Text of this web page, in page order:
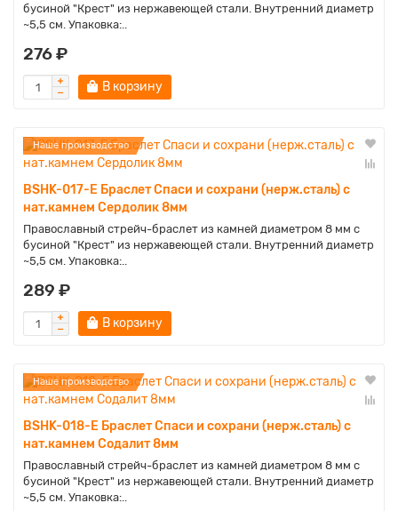
бусиной "Крест" из нержавеющей стали. Внутренний диаметр
~5,5 см. Упаковка:..
276 ₽
В корзину
Наше производство
BSHK-017-E Браслет Спаси и сохрани (нерж.сталь) с
нат.камнем Сердолик 8мм
Православный стрейч-браслет из камней диаметром 8 мм с
бусиной "Крест" из нержавеющей стали. Внутренний диаметр
~5,5 см. Упаковка:..
289 ₽
В корзину
Наше производство
BSHK-018-E Браслет Спаси и сохрани (нерж.сталь) с
нат.камнем Содалит 8мм
Православный стрейч-браслет из камней диаметром 8 мм с
бусиной "Крест" из нержавеющей стали. Внутренний диаметр
~5,5 см. Упаковка:..